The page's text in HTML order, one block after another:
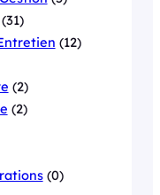
(31)
(12)
(2)
(2)
(0)